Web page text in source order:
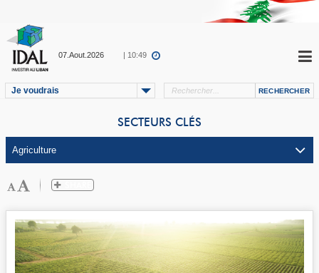
07.Aout.2026 | 10:49
Je voudrais
SECTEURS CLÉS